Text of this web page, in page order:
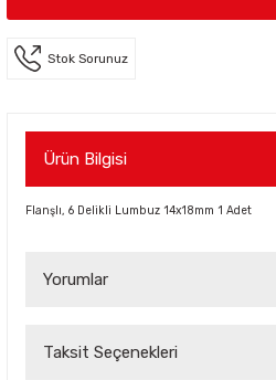
Stok Sorunuz
Ürün Bilgisi
Flanşlı, 6 Delikli Lumbuz 14x18mm 1 Adet
Yorumlar
Taksit Seçenekleri